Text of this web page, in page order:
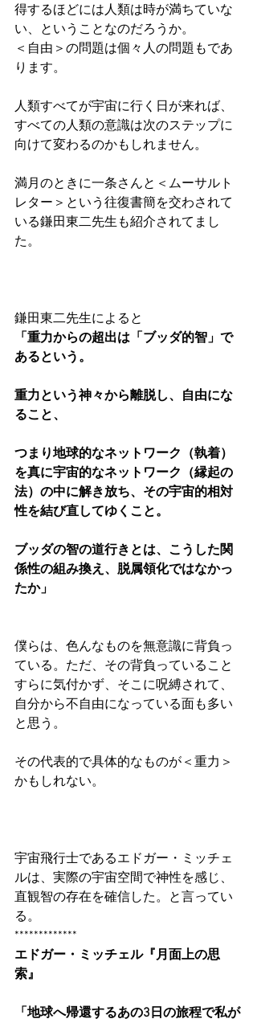
得するほどには人類は時が満ちていな
い、ということなのだろうか。
＜自由＞の問題は個々人の問題もであ
ります。
人類すべてが宇宙に行く日が来れば、
すべての人類の意識は次のステップに
向けて変わるのかもしれません。
満月のときに一条さんと＜ムーサルト
レター＞という往復書簡を交わされて
いる鎌田東二先生も紹介されてまし
た。
鎌田東二先生によると
「重力からの超出は「ブッダ的智」で
あるという。
重力という神々から離脱し、自由にな
ること、
つまり地球的なネットワーク（執着）
を真に宇宙的なネットワーク（縁起の
法）の中に解き放ち、その宇宙的相対
性を結び直してゆくこと。
ブッダの智の道行きとは、こうした関
係性の組み換え、脱属領化ではなかっ
たか」
僕らは、色んなものを無意識に背負っ
ている。ただ、その背負っていること
すらに気付かず、そこに呪縛されて、
自分から不自由になっている面も多い
と思う。
その代表的で具体的なものが＜重力＞
かもしれない。
宇宙飛行士であるエドガー・ミッチェ
ルは、実際の宇宙空間で神性を感じ、
直観智の存在を確信した。と言ってい
る。
*************
エドガー・ミッチェル『月面上の思
索』
「地球へ帰還するあの3日の旅程で私が